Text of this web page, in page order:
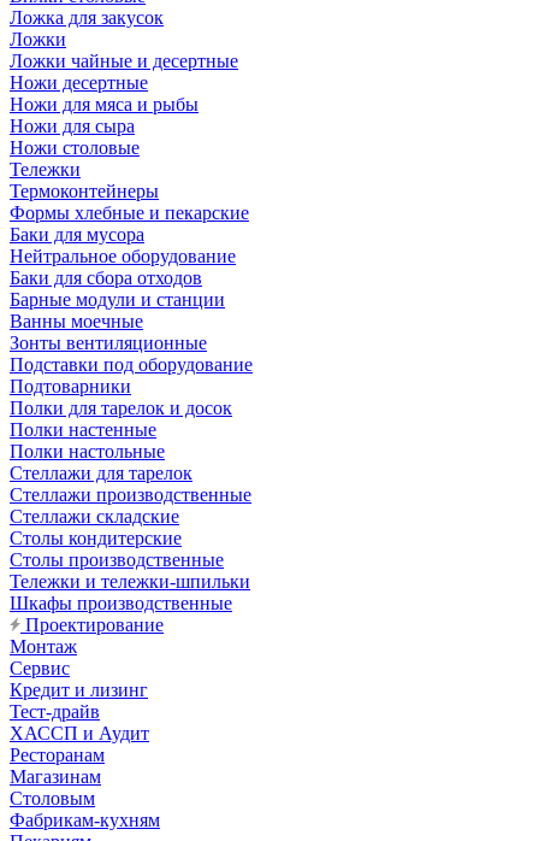
Ложка для закусок
Ложки
Ложки чайные и десертные
Ножи десертные
Ножи для мяса и рыбы
Ножи для сыра
Ножи столовые
Тележки
Термоконтейнеры
Формы хлебные и пекарские
Баки для мусора
Нейтральное оборудование
Баки для сбора отходов
Барные модули и станции
Ванны моечные
Зонты вентиляционные
Подставки под оборудование
Подтоварники
Полки для тарелок и досок
Полки настенные
Полки настольные
Стеллажи для тарелок
Стеллажи производственные
Стеллажи складские
Столы кондитерские
Столы производственные
Тележки и тележки-шпильки
Шкафы производственные
Проектирование
Монтаж
Сервис
Кредит и лизинг
Тест-драйв
ХАССП и Аудит
Ресторанам
Магазинам
Столовым
Фабрикам-кухням